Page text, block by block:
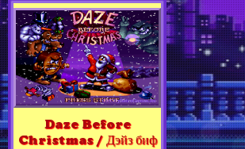
Daze Before
Christmas / Дэйз биф